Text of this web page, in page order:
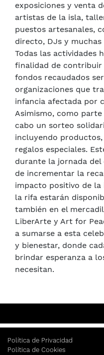
exposiciones y venta
artistas de la isla,
puestos artesanales,
directo, DJs y muchas
Todas las actividades
finalidad de contribuir
fondos recaudados
organizaciones que
infancia afectada por
Asimismo, como
cabo un sorteo
incluyendo
regalos especiales.
durante la jornada
de incrementar la
impacto positivo de
la rifa estarán
también en el
LiberArte y Art for
a sumarse a esta
y bienestar, donde
brindar esperanza a
necesitan.
Política de Privacidad
Política de Cookies